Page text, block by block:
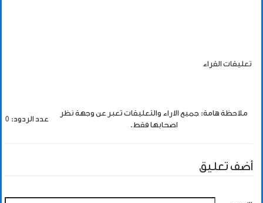
تعليقات القراء
ملاحظة هامة: جميع الاراء والتعليقات تعبر عن وجهة نظر
اصحابها فقط.
عدد الردود: 0
أضف تعليق